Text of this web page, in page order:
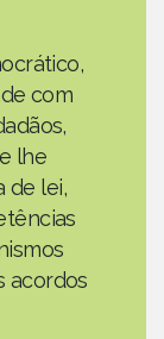
com
lhe
de lei,
acordos